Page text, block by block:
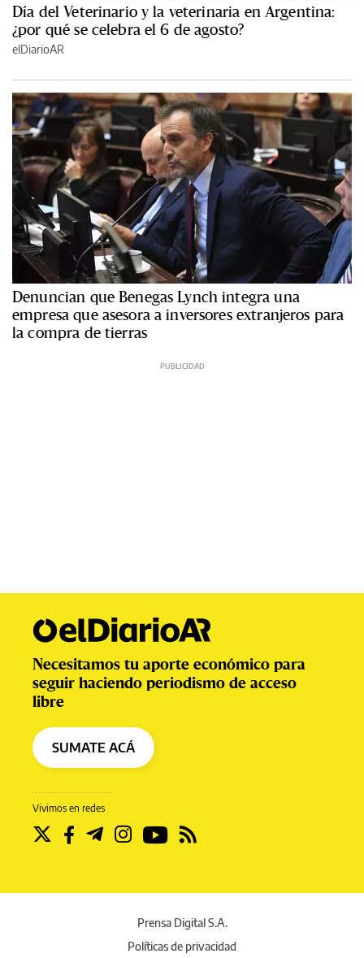
Día del Veterinario y la veterinaria en Argentina:
¿por qué se celebra el 6 de agosto?
elDiarioAR
Denuncian que Benegas Lynch integra una
empresa que asesora a inversores extranjeros para
la compra de tierras
Vivimos en redes
Necesitamos tu aporte económico para
seguir haciendo periodismo de acceso
libre
SUMATE ACÁ
Prensa Digital S.A.
Políticas de privacidad